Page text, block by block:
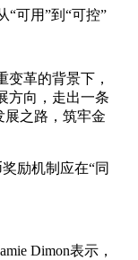
可用”到“可控”
革的背景下，
方向，走出一条
展之路，筑牢金
励机制应在“同
Dimon表示，